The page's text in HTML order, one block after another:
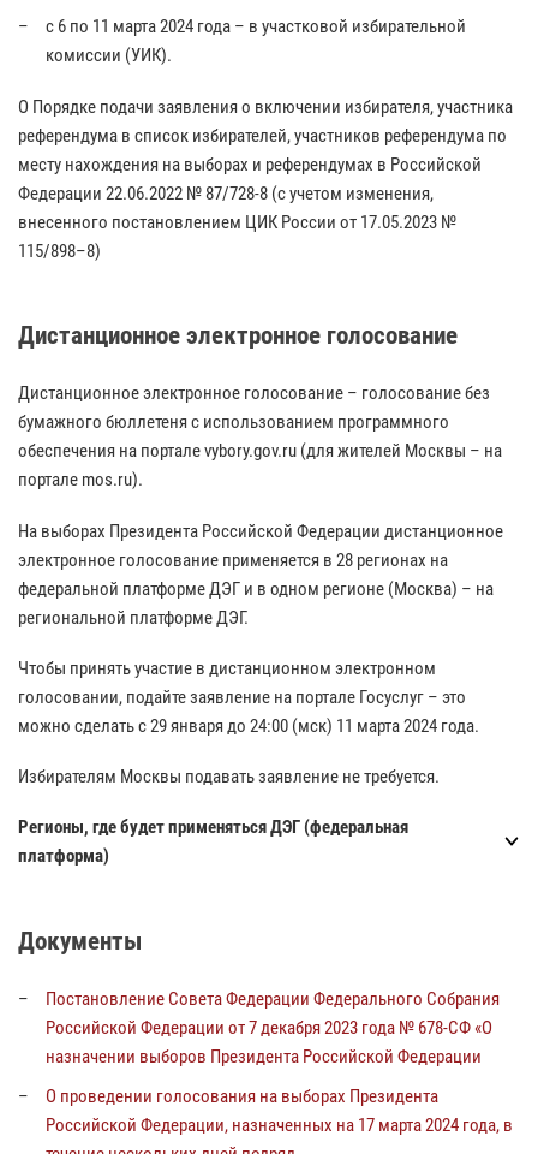
c 6 по 11 марта 2024 года – в участковой избирательной
комиссии (УИК).
О Порядке подачи заявления о включении избирателя, участника
референдума в список избирателей, участников референдума по
месту нахождения на выборах и референдумах в Российской
Федерации 22.06.2022 № 87/728-8 (с учетом изменения,
внесенного постановлением ЦИК России от 17.05.2023 №
115/898–8)
Дистанционное электронное голосование
Дистанционное электронное голосование – голосование без
бумажного бюллетеня с использованием программного
обеспечения на портале vybory.gov.ru (для жителей Москвы – на
портале mos.ru).
На выборах Президента Российской Федерации дистанционное
электронное голосование применяется в 28 регионах на
федеральной платформе ДЭГ и в одном регионе (Москва) – на
региональной платформе ДЭГ.
Чтобы принять участие в дистанционном электронном
голосовании, подайте заявление на портале Госуслуг – это
можно сделать с 29 января до 24:00 (мск) 11 марта 2024 года.
Избирателям Москвы подавать заявление не требуется.
Регионы, где будет применяться ДЭГ (федеральная
платформа)
Документы
Постановление Совета Федерации Федерального Собрания
Российской Федерации от 7 декабря 2023 года № 678-СФ «О
назначении выборов Президента Российской Федерации
О проведении голосования на выборах Президента
Российской Федерации, назначенных на 17 марта 2024 года, в